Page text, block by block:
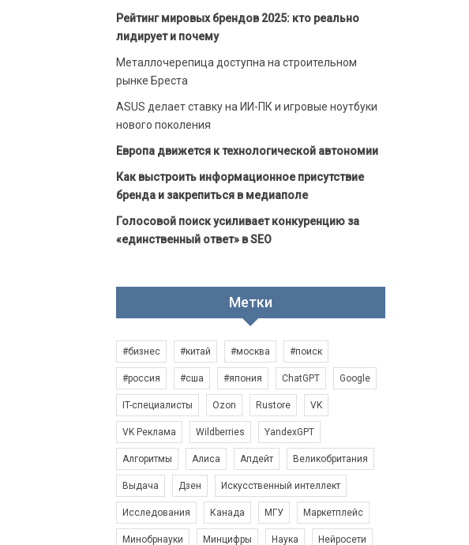
Рейтинг мировых брендов 2025: кто реально
лидирует и почему
Металлочерепица доступна на строительном
рынке Бреста
ASUS делает ставку на ИИ-ПК и игровые ноутбуки
нового поколения
Европа движется к технологической автономии
Как выстроить информационное присутствие
бренда и закрепиться в медиаполе
Голосовой поиск усиливает конкуренцию за
«единственный ответ» в SEO
Метки
#бизнес #китай #москва #поиск
#россия #сша #япония ChatGPT Google
IT-специалисты Ozon Rustore VK
VK Реклама Wildberries YandexGPT
Алгоритмы Алиса Апдейт Великобритания
Выдача Дзен Искусственный интеллект
Исследования Канада МГУ Маркетплейс
Минобрнауки Минцифры Наука Нейросети